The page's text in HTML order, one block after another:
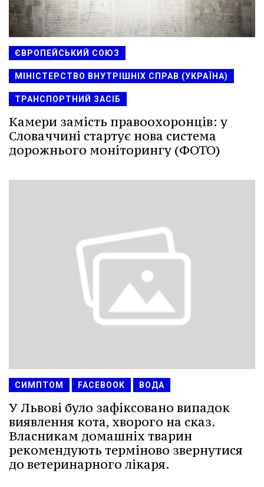
ЄВРОПЕЙСЬКИЙ СОЮЗ
МІНІСТЕРСТВО ВНУТРІШНІХ СПРАВ (УКРАЇНА)
ТРАНСПОРТНИЙ ЗАСІБ
Камери замість правоохоронців: у
Словаччині стартує нова система
дорожнього моніторингу (ФОТО)
СИМПТОМ FACEBOOK ВОДА
У Львові було зафіксовано випадок
виявлення кота, хворого на сказ.
Власникам домашніх тварин
рекомендують терміново звернутися
до ветеринарного лікаря.